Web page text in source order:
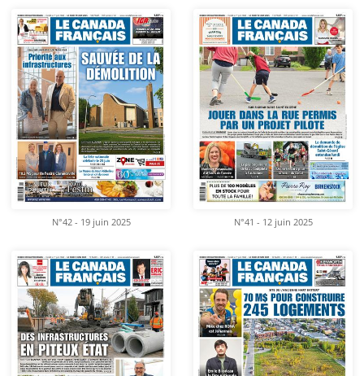
N°42 - 19 juin 2025 N°41 - 12 juin 2025